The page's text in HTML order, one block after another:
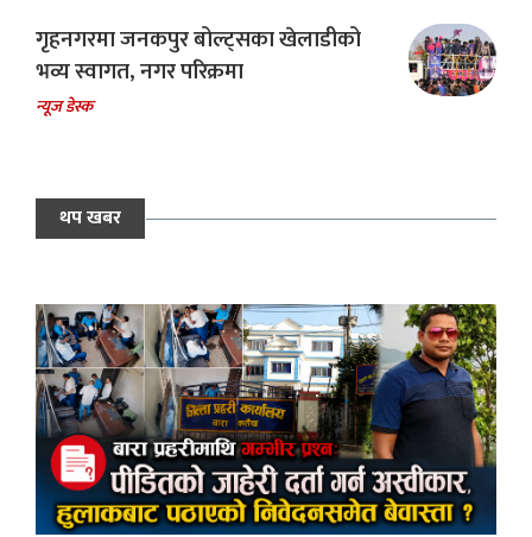
गृहनगरमा जनकपुर बोल्ट्सका खेलाडीको
भव्य स्वागत, नगर परिक्रमा
न्यूज डेस्क
थप खबर